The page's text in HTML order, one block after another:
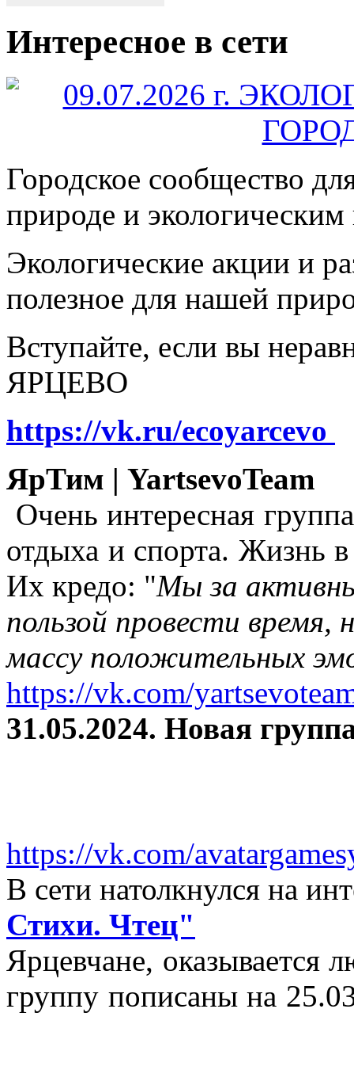
Интересное в сети
Городское сообщество
природе и
Экологические акции и
полезное для нашей
Вступайте, если вы
ЯРЦЕВО
https://vk.ru/ecoyarcevo
ЯрТим | YartsevoTeam
Очень интересная
отдыха и спорта. Жизнь
Их кредо: "Мы за
пользой провести время,
массу положительных
https://vk.com/
31.05.2024. Новая
https://vk.com/
В сети натолкнулся на
Стихи. Чтец"
Ярцевчане,
группу пописаны на